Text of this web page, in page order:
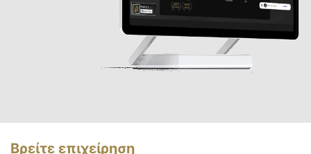
Βρείτε επιχείρηση